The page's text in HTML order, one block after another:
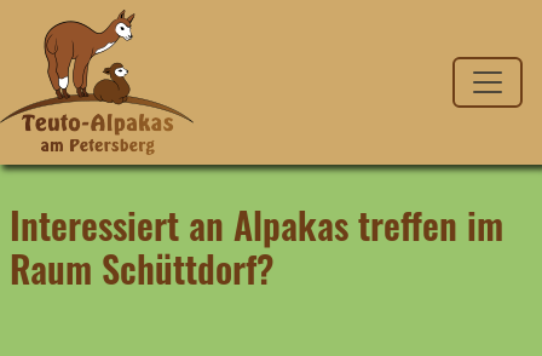
Interessiert an Alpakas treffen im
Raum Schüttdorf?